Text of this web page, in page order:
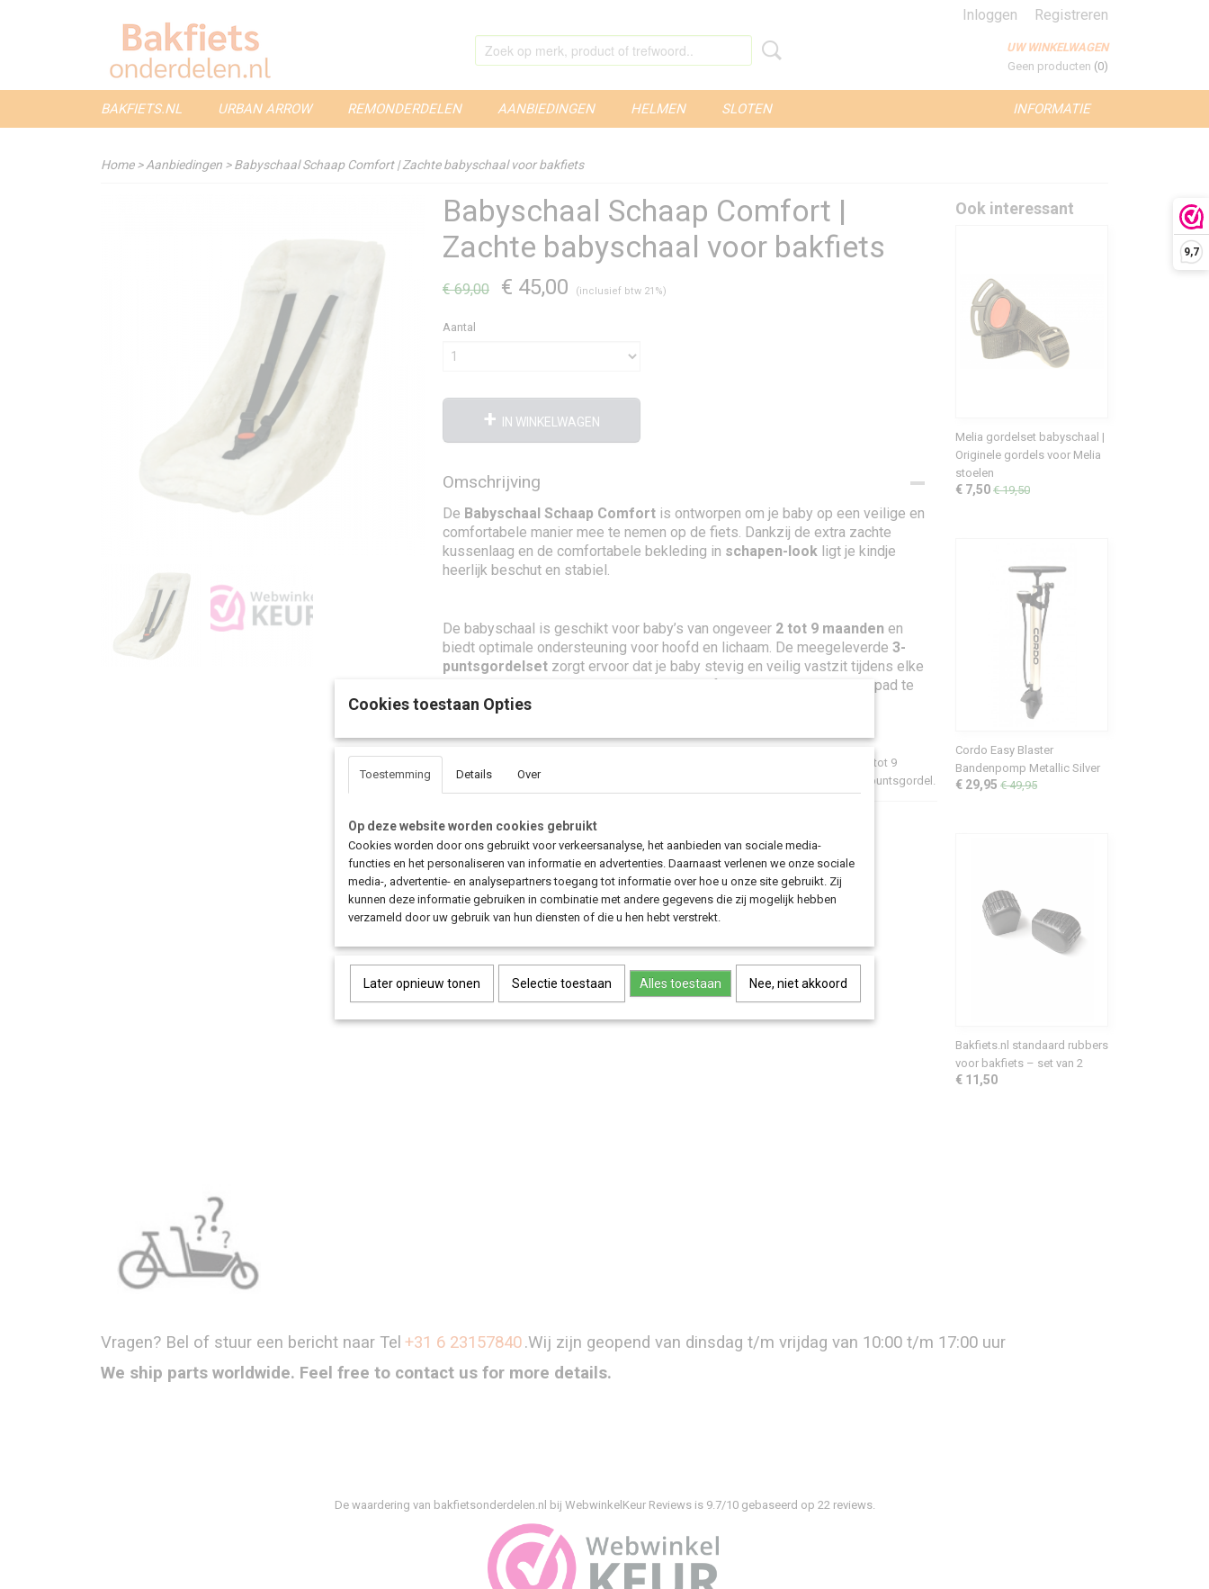
9,7
Inloggen Registreren
UW WINKELWAGEN
Geen producten (0)
INFORMATIE
BAKFIETS.NL URBAN ARROW REMONDERDELEN AANBIEDINGEN HELMEN SLOTEN
Home>Aanbiedingen >Babyschaal Schaap Comfort | Zachte babyschaal voor bakfiets
Babyschaal Schaap Comfort |
Zachte babyschaal voor bakfiets
€ 69,00 € 45,00 (inclusief btw 21%)
Aantal
IN WINKELWAGEN
Omschrijving
De Babyschaal Schaap Comfort is ontworpen om je baby op een veilige en
comfortabele manier mee te nemen op de fiets. Dankzij de extra zachte
kussenlaag en de comfortabele bekleding in schapen-look ligt je kindje
heerlijk beschut en stabiel.
De babyschaal is geschikt voor baby’s van ongeveer 2 tot 9 maanden en
biedt optimale ondersteuning voor hoofd en lichaam. De meegeleverde 3-
puntsgordelset zorgt ervoor dat je baby stevig en veilig vastzit tijdens elke
rit. Een ideale oplossing om al op jonge leeftijd samen zorgeloos op pad te
gaan.
De Babyschaal Schaap Comfort biedt extra comfort en veiligheid voor baby’s van 2 tot 9
maanden. Voorzien van zachte bekleding in schapen-look en een meegeleverde 3-puntsgordel.
Save
Ook interessant
Melia gordelset babyschaal |
Originele gordels voor Melia
stoelen
€ 7,50 € 19,50
Cordo Easy Blaster
Bandenpomp Metallic Silver
€ 29,95 € 49,95
Bakfiets.nl standaard rubbers
voor bakfiets – set van 2
€ 11,50
Vragen? Bel of stuur een bericht naar Tel +31 6 23157840.Wij zijn geopend van dinsdag t/m vrijdag van 10:00 t/m 17:00 uur
We ship parts worldwide. Feel free to contact us for more details.
De waardering van bakfietsonderdelen.nl bij WebwinkelKeur Reviewsis 9.7/10 gebaseerd op 22 reviews.
Cookies toestaan Opties
Toestemming Details Over
Op deze website worden cookies gebruikt
Cookies worden door ons gebruikt voor verkeersanalyse, het aanbieden van sociale media-
functies en het personaliseren van informatie en advertenties. Daarnaast verlenen we onze sociale
media-, advertentie- en analysepartners toegang tot informatie over hoe u onze site gebruikt. Zij
kunnen deze informatie gebruiken in combinatie met andere gegevens die zij mogelijk hebben
verzameld door uw gebruik van hun diensten of die u hen hebt verstrekt.
Later opnieuw tonen Selectie toestaan Alles toestaan Nee, niet akkoord